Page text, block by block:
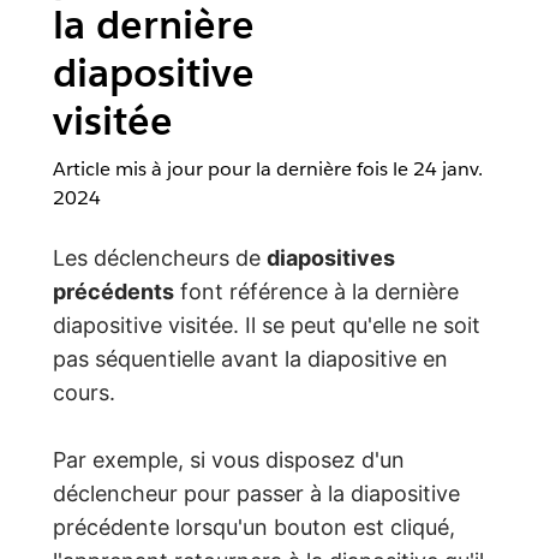
la dernière
diapositive
visitée
Article mis à jour pour la dernière fois le 24 janv.
2024
Les déclencheurs de diapositives
précédents font référence à la dernière
diapositive visitée. Il se peut qu'elle ne soit
pas séquentielle avant la diapositive en
cours.
Par exemple, si vous disposez d'un
déclencheur pour passer à la diapositive
précédente lorsqu'un bouton est cliqué,